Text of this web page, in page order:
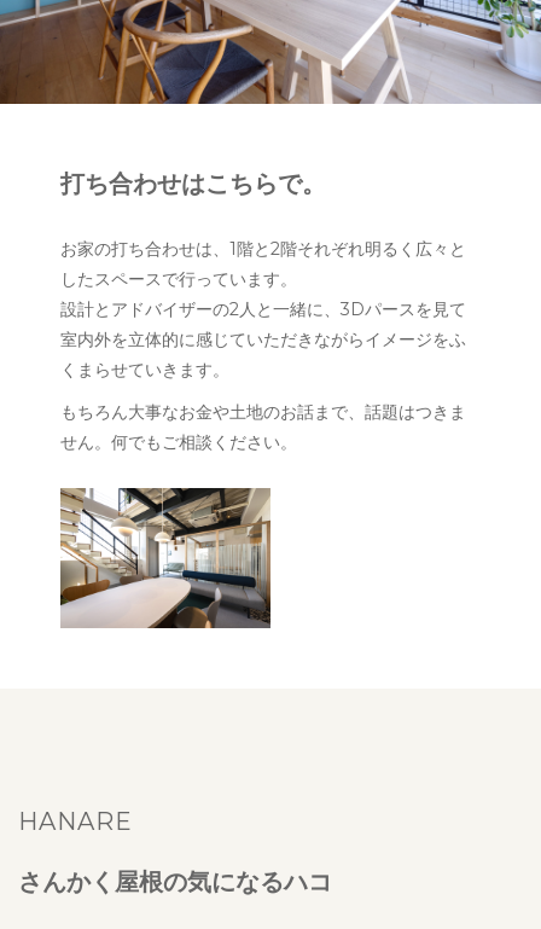
打ち合わせはこちらで。
お家の打ち合わせは、1階と2階それぞれ明るく広々と
したスペースで行っています。
設計とアドバイザーの2人と一緒に、3Dパースを見て
室内外を立体的に感じていただきながらイメージをふ
くまらせていきます。
もちろん大事なお金や土地のお話まで、話題はつきま
せん。何でもご相談ください。
HANARE
さんかく屋根の気になるハコ